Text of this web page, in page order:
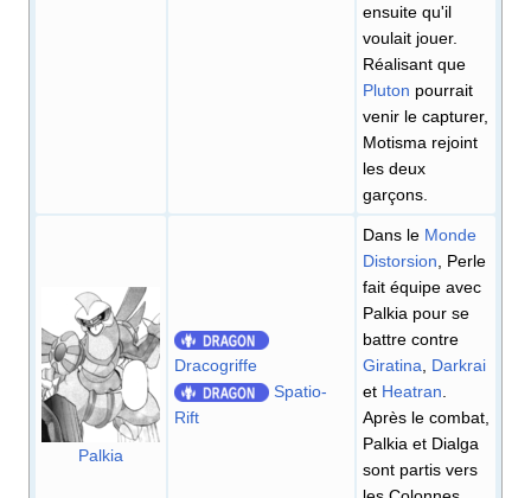
ensuite qu'il
voulait jouer.
Réalisant que
Pluton pourrait
venir le capturer,
Motisma rejoint
les deux
garçons.
Palkia
Dracogriffe
Spatio-
Rift
Dans le Monde
Distorsion , Perle
fait équipe avec
Palkia pour se
battre contre
Giratina
Darkrai
et Heatran
Après le combat,
Palkia et Dialga
sont partis vers